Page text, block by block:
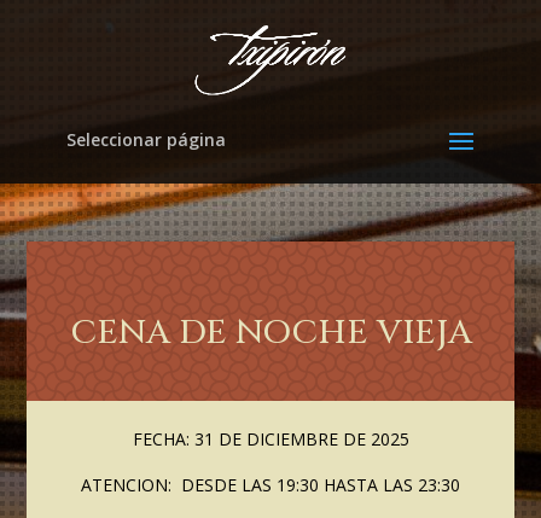
Seleccionar página
CENA DE NOCHE VIEJA
FECHA: 31 DE DICIEMBRE DE 2025
ATENCION: DESDE LAS 19:30 HASTA LAS 23:30